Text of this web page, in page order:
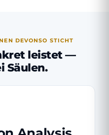
DEVONSO STICHT
leistet —
Säulen.